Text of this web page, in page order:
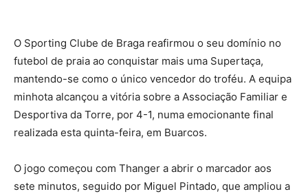
O Sporting Clube de Braga reafirmou o seu domínio no
futebol de praia ao conquistar mais uma Supertaça,
mantendo-se como o único vencedor do troféu. A equipa
minhota alcançou a vitória sobre a Associação Familiar e
Desportiva da Torre, por 4-1, numa emocionante final
realizada esta quinta-feira, em Buarcos.
O jogo começou com Thanger a abrir o marcador aos
sete minutos, seguido por Miguel Pintado, que ampliou a